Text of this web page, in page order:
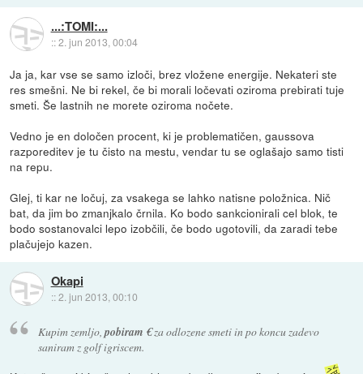
...:TOMI:...
::2. jun 2013, 00:04
Ja ja, kar vse se samo izloči, brez vložene energije. Nekateri ste
res smešni. Ne bi rekel, če bi morali ločevati oziroma prebirati tuje
smeti. Še lastnih ne morete oziroma nočete.
Vedno je en določen procent, ki je problematičen, gaussova
razporeditev je tu čisto na mestu, vendar tu se oglašajo samo tisti
na repu.
Glej, ti kar ne ločuj, za vsakega se lahko natisne položnica. Nič
bat, da jim bo zmanjkalo črnila. Ko bodo sankcionirali cel blok, te
bodo sostanovalci lepo izobčili, če bodo ugotovili, da zaradi tebe
plačujejo kazen.
Okapi
::2. jun 2013, 00:10
Kupim zemljo,pobiram €za odlozene smeti in po koncu zadevo
saniram z golf igriscem.